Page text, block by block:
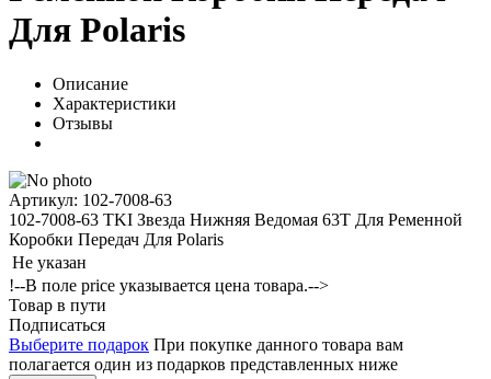
Для Polaris
Описание
Характеристики
Отзывы
Артикул: 102-7008-63
102-7008-63 TKI Звезда Нижняя Ведомая 63T Для Ременной
Коробки Передач Для Polaris
Не указан
!--В поле price указывается цена товара.-->
Товар в пути
Подписаться
Выберите подарок При покупке данного товара вам
полагается один из подарков представленных ниже